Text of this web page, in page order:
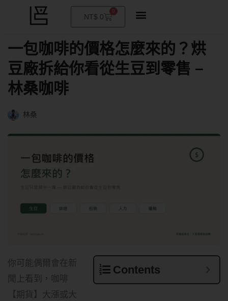
NT$ 0
0
購
一包咖啡的價格怎麼來的？烘
豆廠拆給你看從生豆到零售 –
林桑咖啡
林桑
Contents
你可能偶爾會在新
聞上看到，咖啡
【期貨】大漲或大